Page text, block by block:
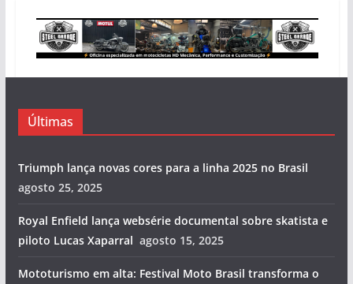
Últimas
Triumph lança novas cores para a linha 2025 no Brasil
agosto 25, 2025
Royal Enfield lança websérie documental sobre skatista e
piloto Lucas Xaparral agosto 15, 2025
Mototurismo em alta: Festival Moto Brasil transforma o